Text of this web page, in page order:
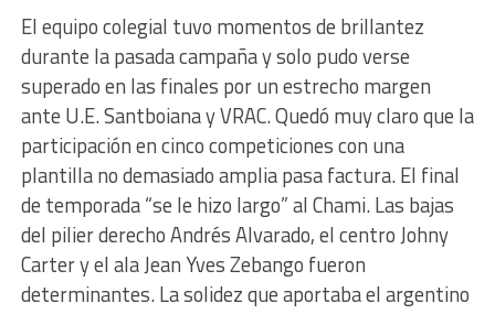
El equipo colegial tuvo momentos de brillantez
durante la pasada campaña y solo pudo verse
superado en las finales por un estrecho margen
ante U.E. Santboiana y VRAC. Quedó muy claro que la
participación en cinco competiciones con una
plantilla no demasiado amplia pasa factura. El final
de temporada “se le hizo largo” al Chami. Las bajas
del pilier derecho Andrés Alvarado, el centro Johny
Carter y el ala Jean Yves Zebango fueron
determinantes. La solidez que aportaba el argentino